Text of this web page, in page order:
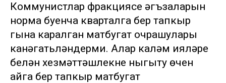
Коммунистлар фракциясе әгъзаларын
норма буенча кварталга бер тапкыр
гына каралган матбугат очрашулары
канәгатьләндерми. Алар каләм ияләре
белән хезмәттәшлекне ныгыту өчен
айга бер тапкыр матбугат